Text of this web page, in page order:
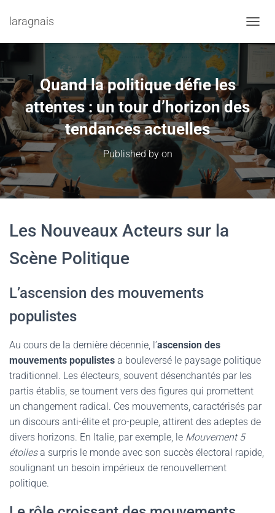
laragnais
Quand la politique défie les
attentes : un tour d’horizon des
tendances actuelles
Published by on
Les Nouveaux Acteurs sur la
Scène Politique
L’ascension des mouvements
populistes
Au cours de la dernière décennie, l’ascension des
mouvements populistes a bouleversé le paysage politique
traditionnel. Les électeurs, souvent désenchantés par les
partis établis, se tournent vers des figures qui promettent
un changement radical. Ces mouvements, caractérisés par
un discours anti-élite et pro-peuple, attirent des adeptes de
divers horizons. En Italie, par exemple, le Mouvement 5
étoilesa surpris le monde avec son succès électoral rapide,
soulignant un besoin impérieux de renouvellement
politique.